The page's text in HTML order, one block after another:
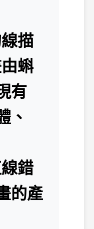
描
蝌
有
、
錯
的產